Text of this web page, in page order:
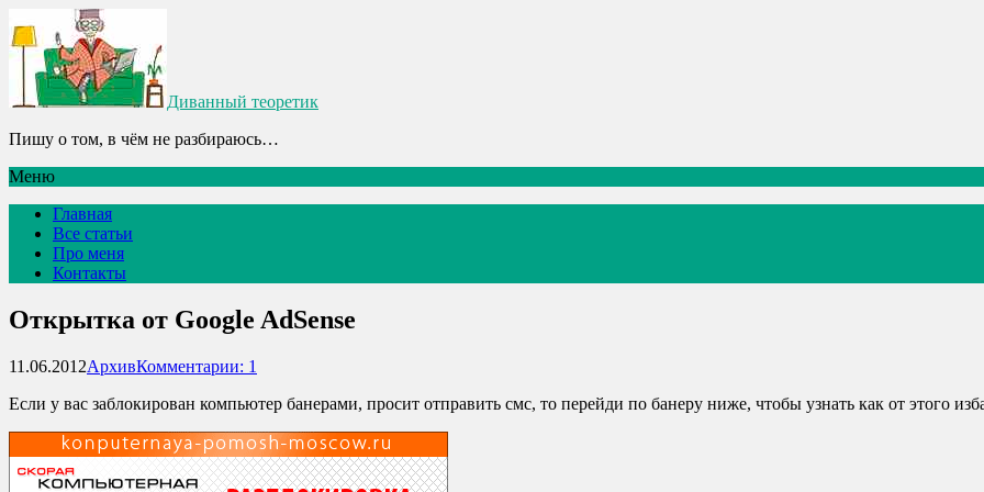
Диванный теоретик
Пишу о том, в чём не разбираюсь…
Меню
Главная
Все статьи
Про меня
Контакты
Открытка от Google AdSense
11.06.2012АрхивКомментарии: 1
Если у вас заблокирован компьютер банерами, просит отправить смс, то перейди по банеру ниже, чтобы узнать как от этого